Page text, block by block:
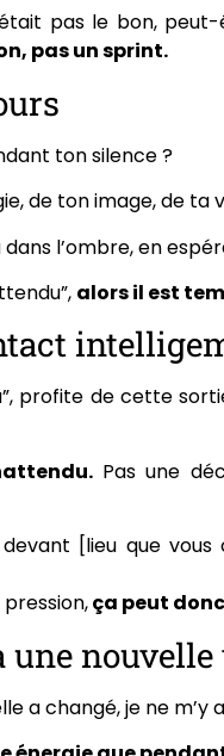
pas le bon,
pas un sprint.
ton silence ?
de ton image, de ta
l’ombre, en
alors il est
profite de cette
Pas une
[lieu que
ça peut
une
a changé, je ne m’y